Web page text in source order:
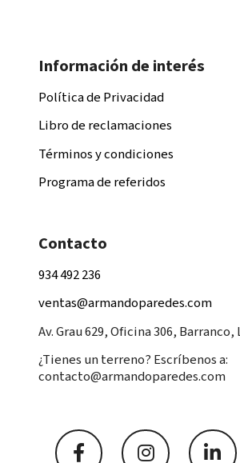
Información de interés
Política de Privacidad
Libro de reclamaciones
Términos y condiciones
Programa de referidos
Contacto
934 492 236
ventas@armandoparedes.com
Av. Grau 629, Oficina 306,
¿Tienes un terreno? Escríbenos a:
contacto@armandoparedes.com